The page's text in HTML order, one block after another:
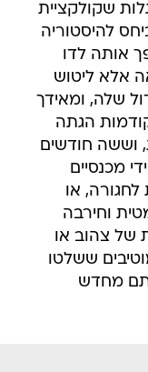
שקולקציית
ביחס להיסטוריה
אותה לדו
אלא ליטוש
שלה, ומאידך 
הגתה
וששה חודשים
מכנסיים
לחגורה, או
וחירבה
של צהוב או
ששלטו
מחדש